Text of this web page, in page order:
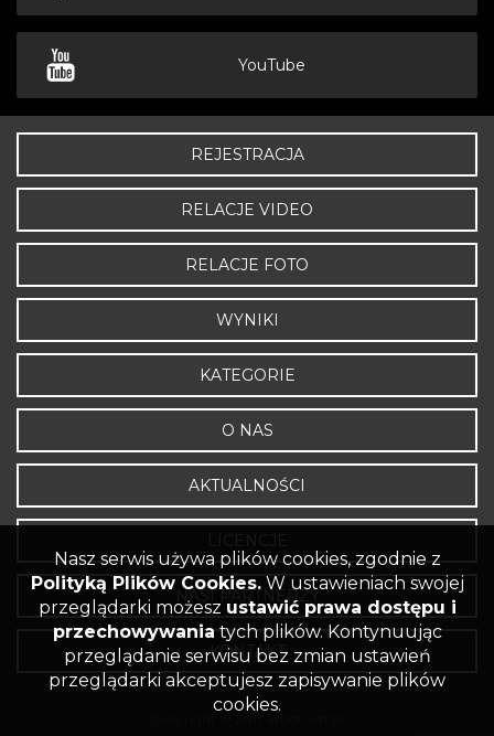
YouTube
REJESTRACJA
RELACJE VIDEO
RELACJE FOTO
WYNIKI
KATEGORIE
O NAS
AKTUALNOŚCI
NASI PARTNERZY
KONTAKT
Nasz serwis używa plików cookies, zgodnie z
Polityką Plików Cookies.W ustawieniach swojej
przeglądarki możesz ustawić prawa dostępu i
przechowywania tych plików. Kontynuując
przeglądanie serwisu bez zmian ustawień
przeglądarki akceptujesz zapisywanie plików
cookies.